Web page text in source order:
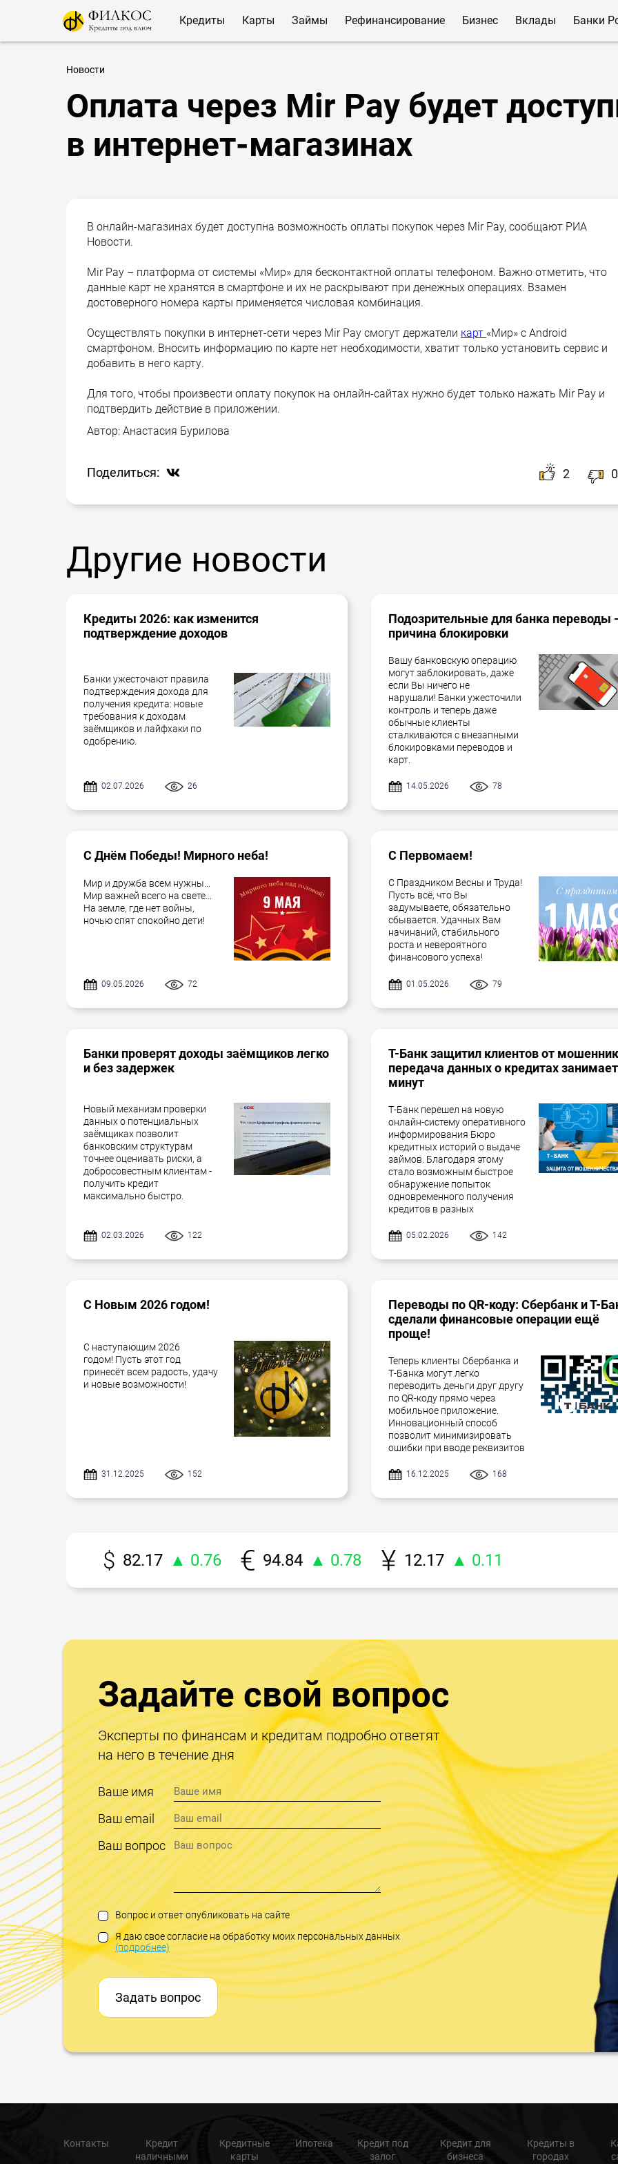
Кредиты Карты Займы Рефинансирование Бизнес Вклады Банки
Новости
Оплата через Mir Pay будет
в интернет-магазинах
В онлайн-магазинах будет доступна возможность оплаты покупок через Mir Pay, сообщают РИА
Новости.
Mir Pay – платформа от системы «Мир» для бесконтактной оплаты телефоном. Важно отметить, что
данные карт не хранятся в смартфоне и их не раскрывают при денежных операциях. Взамен
достоверного номера карты применяется числовая комбинация.
Осуществлять покупки в интернет-сети через Mir Pay смогут держатели карт «Мир» с Android
смартфоном. Вносить информацию по карте нет необходимости, хватит только установить сервис и
добавить в него карту.
Для того, чтобы произвести оплату покупок на онлайн-сайтах нужно будет только нажать Mir Pay и
подтвердить действие в приложении.
Автор: Анастасия Бурилова
Поделиться: 2 0
Другие новости
Кредиты 2026: как изменится
подтверждение доходов
Банки ужесточают правила
подтверждения дохода для
получения кредита: новые
требования к доходам
заёмщиков и лайфхаки по
одобрению.
02.07.2026 26
Подозрительные для банка переводы -
причина блокировки
Вашу банковскую операцию
могут заблокировать, даже
если Вы ничего не
нарушали! Банки ужесточили
контроль и теперь даже
обычные клиенты
сталкиваются с внезапными
блокировками переводов и
карт.
14.05.2026 78
С Днём Победы! Мирного неба!
Мир и дружба всем нужны...
Мир важней всего на свете...
На земле, где нет войны,
ночью спят спокойно дети!
09.05.2026 72
С Первомаем!
С Праздником Весны и Труда!
Пусть всё, что Вы
задумываете, обязательно
сбывается. Удачных Вам
начинаний, стабильного
роста и невероятного
финансового успеха!
01.05.2026 79
Банки проверят доходы заёмщиков легко
и без задержек
Новый механизм проверки
данных о потенциальных
заёмщиках позволит
банковским структурам
точнее оценивать риски, а
добросовестным клиентам -
получить кредит
максимально быстро.
02.03.2026 122
Т-Банк защитил клиентов от
передача данных о кредитах
минут
Т-Банк перешел на новую
онлайн-систему оперативного
информирования Бюро
кредитных историй о выдаче
займов. Благодаря этому
стало возможным быстрое
обнаружение попыток
одновременного получения
кредитов в разных
05.02.2026 142
С Новым 2026 годом!
С наступающим 2026
годом! Пусть этот год
принесёт всем радость, удачу
и новые возможности!
31.12.2025 152
Переводы по QR-коду: Сбербанк и Т-
сделали финансовые операции ещё
проще!
Теперь клиенты Сбербанка и
Т-Банка могут легко
переводить деньги друг другу
по QR-коду прямо через
мобильное приложение.
Инновационный способ
позволит минимизировать
ошибки при вводе реквизитов
16.12.2025 168
82.17 ▲ 0.76 94.84 ▲ 0.78 12.17 ▲ 0.11
Задайте свой вопрос
Эксперты по финансам и кредитам подробно ответят
на него в течение дня
Ваше имя
Ваш email
Ваш вопрос
Вопрос и ответ опубликовать на сайте
Я даю свое согласие на обработку моих персональных данных
(подробнее)
Задать вопрос
Контакты
Кредит
наличными
Кредитные
карты
Ипотека
Кредит под
залог
Кредит для
бизнеса
Кредиты в
городах